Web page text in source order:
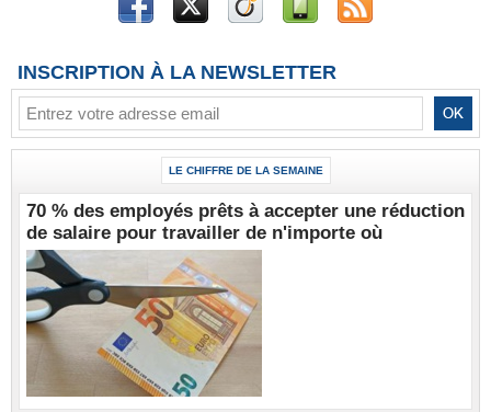
INSCRIPTION À LA NEWSLETTER
LE CHIFFRE DE LA SEMAINE
70 % des employés prêts à accepter une réduction
de salaire pour travailler de n'importe où